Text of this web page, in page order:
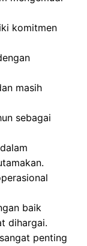
komitmen
masih
sebagai
baik
dihargai.
penting